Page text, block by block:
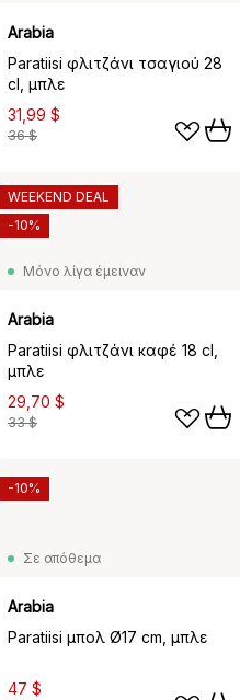
Arabia
Paratiisi φλιτζάνι τσαγιού 28
cl, μπλε
31,99 $
36 $
Μόνο λίγα έμειναν
Arabia
Paratiisi φλιτζάνι καφέ 18 cl,
μπλε
29,70 $
33 $
WEEKEND DEAL
-10%
Σε απόθεμα
Arabia
Paratiisi μπολ Ø17 cm, μπλε
47 $
-10%